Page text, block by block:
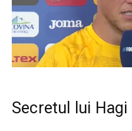
Secretul lui Hagi